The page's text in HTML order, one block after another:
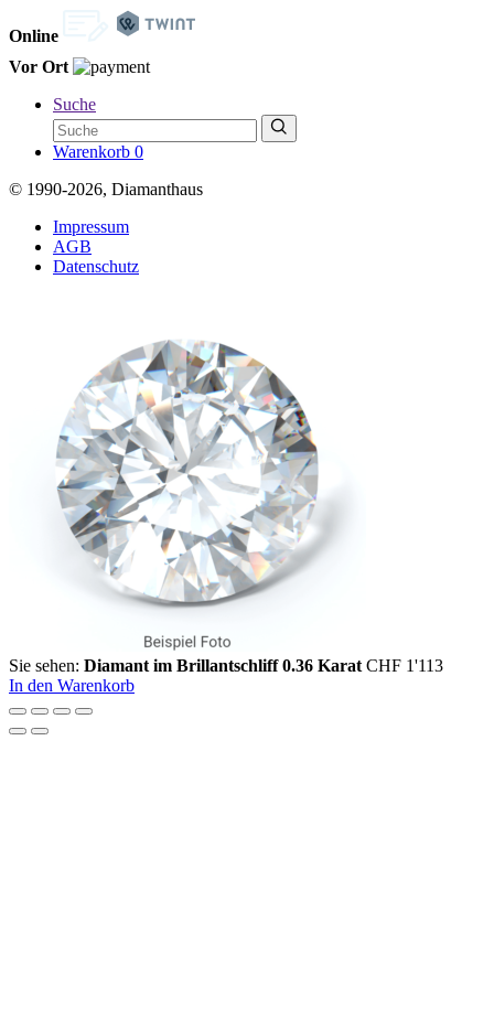
Online
Vor Ort
Suche
Warenkorb 0
© 1990-2026, Diamanthaus
Impressum
AGB
Datenschutz
Sie sehen: Diamant im Brillantschliff 0.36 Karat CHF 1'113
In den Warenkorb